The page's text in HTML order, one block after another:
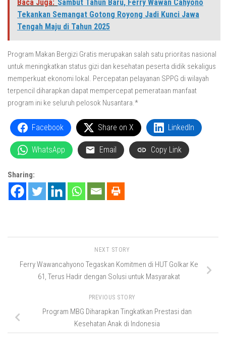
Baca Juga: Sambut Tahun Baru, Ferry Wawan Cahyono
Tekankan Semangat Gotong Royong Jadi Kunci Jawa
Tengah Maju di Tahun 2025
Program Makan Bergizi Gratis merupakan salah satu prioritas nasional
untuk meningkatkan status gizi dan kesehatan peserta didik sekaligus
memperkuat ekonomi lokal. Percepatan pelayanan SPPG di wilayah
terpencil diharapkan dapat mempercepat pemerataan manfaat
program ini ke seluruh pelosok Nusantara.*
Facebook Share on X LinkedIn
WhatsApp Email Copy Link
Sharing:
NEXT STORY
Ferry Wawancahyono Tegaskan Komitmen di HUT Golkar Ke
61, Terus Hadir dengan Solusi untuk Masyarakat
PREVIOUS STORY
Program MBG Diharapkan Tingkatkan Prestasi dan
Kesehatan Anak di Indonesia